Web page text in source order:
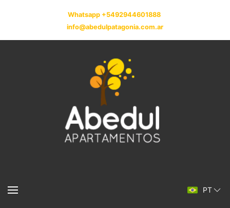
Whatsapp +5492944601888
info@abedulpatagonia.com.ar
PT